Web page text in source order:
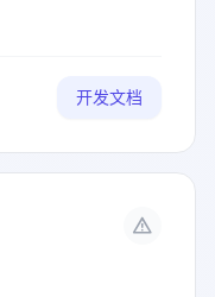
开发文档